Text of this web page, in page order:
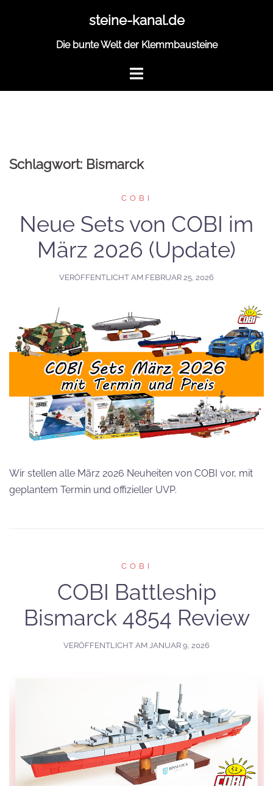
steine-kanal.de
Die bunte Welt der Klemmbausteine
Schlagwort: Bismarck
COBI
Neue Sets von COBI im
März 2026 (Update)
VERÖFFENTLICHT AM FEBRUAR 25, 2026
Wir stellen alle März 2026 Neuheiten von COBI vor, mit
geplantem Termin und offizieller UVP.
COBI
COBI Battleship
Bismarck 4854 Review
VERÖFFENTLICHT AM JANUAR 9, 2026